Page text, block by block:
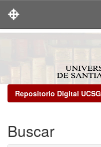
Repositorio Digital UCSG
Buscar